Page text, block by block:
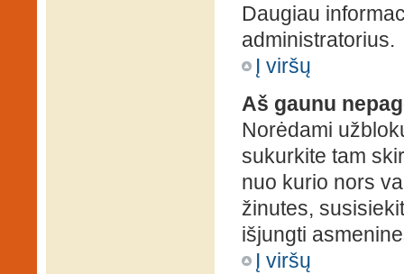
Daugiau
administratorius.
Į viršų
Aš gaunu
Norėdami
sukurkite tam
nuo kurio nors
žinutes,
išjungti
Į viršų